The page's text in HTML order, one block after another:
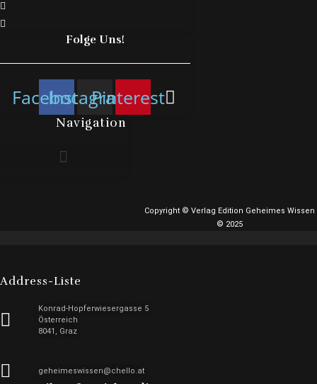
Folge Uns!
Facebook
Instagram
Pinterest
Navigation
Copyright © Verlag Edition Geheimes Wissen
© 2025
Address-Liste
Konrad-Hopferwiesergasse 5
Österreich
8041, Graz
geheimeswissen@chello.at